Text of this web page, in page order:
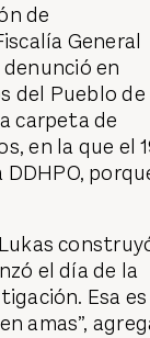
de
General
en
del Pueblo de
carpeta de
en la que el
el día de la
Esa es
amas”,